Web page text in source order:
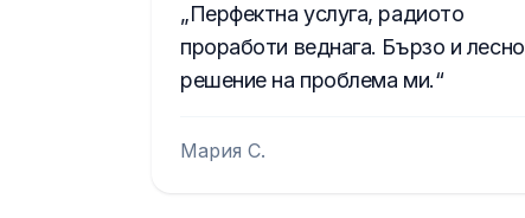
Перфектна услуга, радиото
проработи веднага. Бързо и лесно
решение на проблема ми.
Мария С.